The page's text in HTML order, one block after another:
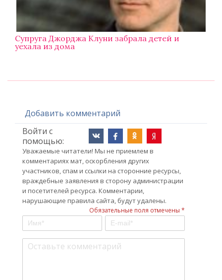
Супруга Джорджа Клуни забрала детей и
уехала из дома
Добавить комментарий
Войти с
помощью:
Уважаемые читатели! Мы не приемлем в
комментариях мат, оскорбления других
участников, спам и ссылки на сторонние ресурсы,
враждебные заявления в сторону администрации
и посетителей ресурса. Комментарии,
нарушающие правила сайта, будут удалены.
Обязательные поля отмечены *